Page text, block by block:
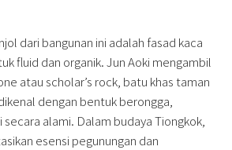
dari bangunan ini adalah fasad kaca
fluid dan organik. Jun Aoki mengambil
atau scholar’s rock, batu khas taman
dengan bentuk berongga,
alami. Dalam budaya Tiongkok,
esensi pegunungan dan